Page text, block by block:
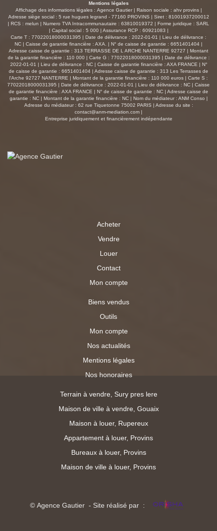
dont une très belle chambre de plus de 18 m², une salle
de bains ainsi qu'un second WC. Mais ce bien réserve
également de très belles surprises avec ses nombreuses
dépendances et annexes particulièrement rares sur le
secteur. Vous bénéficierez d'un immense garage
indépendant d'environ 100 m² permettant de stationner
plusieurs véhicules, d'aménager un atelier, un espace
professionnel ou de stockage selon vos besoins. Une
cuisine d'été ainsi qu'une grande pièce pouvant servir de
bureau ou de salle de réception viennent compléter cet
ensemble particulièrement fonctionnel. À l'extérieur, vous
profiterez d'un terrain clos d'environ 1 200 m², idéal pour
les enfants, les animaux ou simplement pour savourer
d'eau, beaux volumes et aucun travaux à prévoir. Un bien
Mentions légales
Affichage des informations légales : Agence Gautier | Raison sociale : ahv provins |
Adresse siège social : 5 rue hugues legrand - 77160 PROVINS | Siret : 81001937200012
| RCS : melun | Numero TVA Intracommunautaire : 63810019372 | Forme juridique : SARL
| Capital social : 5 000 | Assurance RCP : 60921083 |
Carte T : 77022018000031395 | Date de délivrance : 2022-01-01 | Lieu de délivrance :
NC | Caisse de garantie financière : AXA. | N° de caisse de garantie : 6651401404 |
Adresse caisse de garantie : 313 TERRASSE DE L ARCHE NANTERRE 92727 | Montant
de la garantie financière : 110 000 | Carte G : 77022018000031395 | Date de délivrance :
2022-01-01 | Lieu de délivrance : NC | Caisse de garantie financière : AXA FRANCE | N°
de caisse de garantie : 6651401404 | Adresse caisse de garantie : 313 Les Terrasses de
l'Arche 92727 NANTERRE | Montant de la garantie financière : 110 000 euros | Carte S :
77022018000031395 | Date de délivrance : 2022-01-01 | Lieu de délivrance : NC | Caisse
de garantie financière : AXA FRANCE | N° de caisse de garantie : NC | Adresse caisse de
garantie : NC | Montant de la garantie financière : NC | Nom du médiateur : ANM Conso |
Adresse du médiateur : 62 rue Tiquetonne 75002 PARIS | Adresse du site :
contact@anm-mediation.com |
Entreprise juridiquement et financièrement indépendante
Acheter
Vendre
Louer
Contact
Mon compte
Biens vendus
Outils
Mon compte
Nos actualités
Mentions légales
Nos honoraires
Terrain à vendre, Sury pres lere
Maison de ville à vendre, Gouaix
Maison à louer, Rupereux
Appartement à louer, Provins
Bureaux à louer, Provins
Maison de ville à louer, Provins
© Agence Gautier - Site réalisé par :